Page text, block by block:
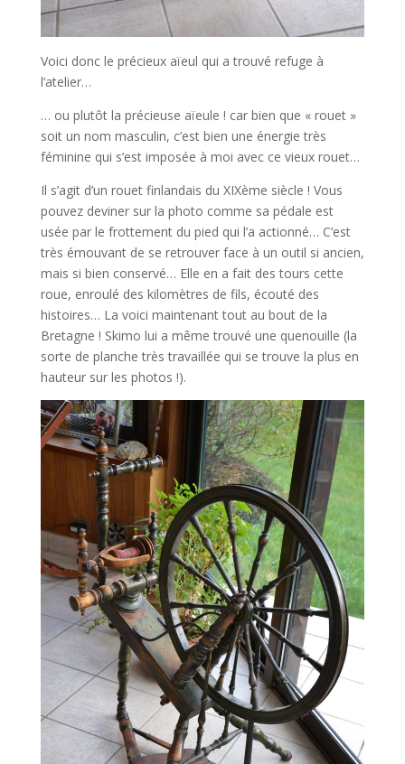
Voici donc le précieux aïeul qui a trouvé refuge à
l’atelier…
… ou plutôt la précieuse aïeule ! car bien que « rouet »
soit un nom masculin, c’est bien une énergie très
féminine qui s’est imposée à moi avec ce vieux rouet…
Il s’agit d’un rouet finlandais du XIXème siècle ! Vous
pouvez deviner sur la photo comme sa pédale est
usée par le frottement du pied qui l’a actionné… C’est
très émouvant de se retrouver face à un outil si ancien,
mais si bien conservé… Elle en a fait des tours cette
roue, enroulé des kilomètres de fils, écouté des
histoires… La voici maintenant tout au bout de la
Bretagne ! Skimo lui a même trouvé une quenouille (la
sorte de planche très travaillée qui se trouve la plus en
hauteur sur les photos !).